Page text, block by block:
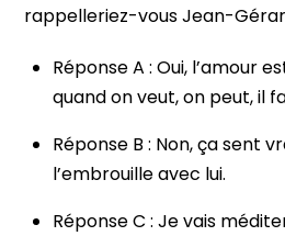
rappelleriez-vous Jean-
Réponse A : Oui, l’amour
quand on veut, on peut, il
Réponse B : Non, ça sent
l’embrouille avec lui.
Réponse C : Je vais